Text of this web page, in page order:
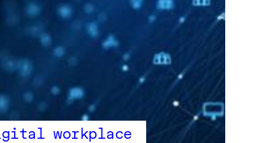
workplace